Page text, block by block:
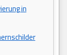
in